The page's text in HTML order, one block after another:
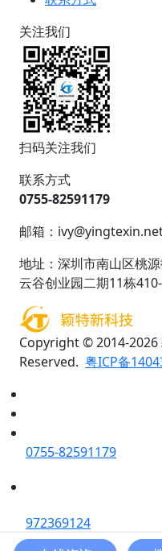
关注我们
扫码关注我们
联系方式
0755-82591179
邮箱：
地址：深圳市南山区桃
云谷创业园二期11栋
Copyright © 2014-2026
Reserved. 粤ICP备
0755-82591179
972369124